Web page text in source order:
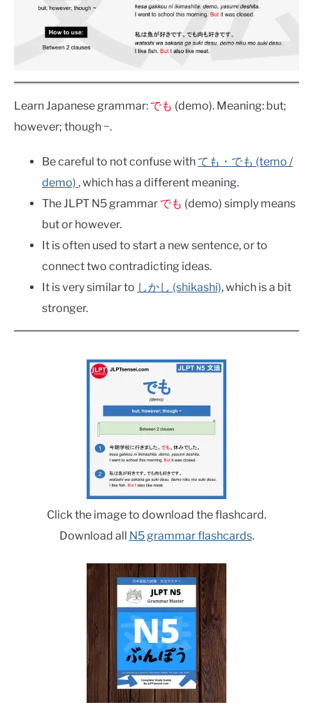
Learn Japanese grammar: でも (demo). Meaning: but;
however; though ~.
Be careful to not confuse with ても・でも (temo /
demo) , which has a different meaning.
The JLPT N5 grammar でも (demo) simply means
but or however.
It is often used to start a new sentence, or to
connect two contradicting ideas.
It is very similar to しかし (shikashi), which is a bit
stronger.
Click the image to download the flashcard.
Download all N5 grammar flashcards.